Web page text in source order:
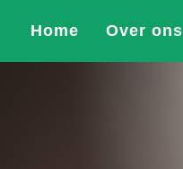
Home Over ons